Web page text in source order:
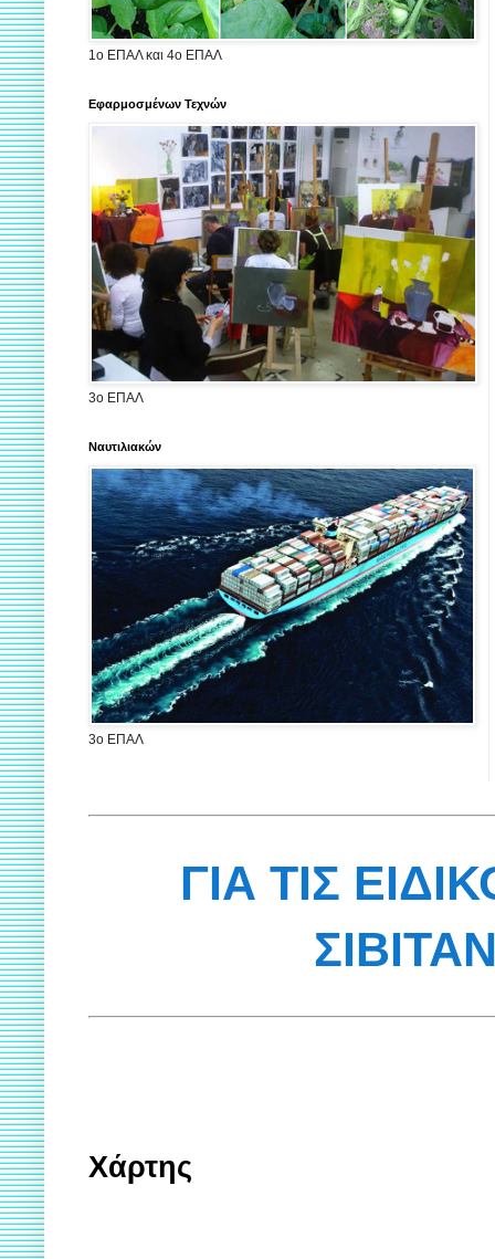
1ο ΕΠΑΛ και 4ο ΕΠΑΛ
Εφαρμοσμένων Τεχνών
3ο ΕΠΑΛ
Ναυτιλιακών
3ο ΕΠΑΛ
ΓΙΑ ΤΙΣ
Χάρτης